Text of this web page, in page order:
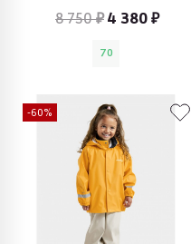
леопард)
8 750 ₽ 4 380 ₽
70
-60%